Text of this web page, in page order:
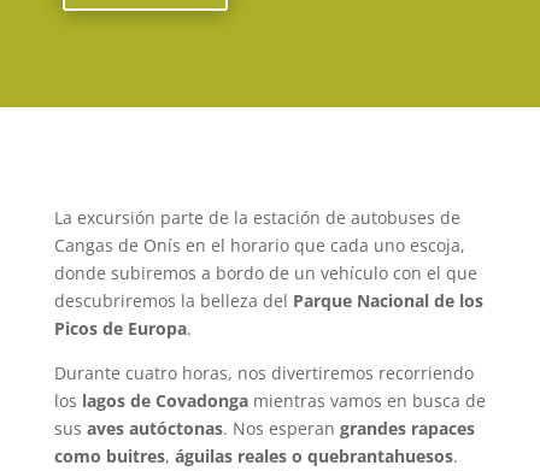
La excursión parte de la estación de autobuses de
Cangas de Onís en el horario que cada uno escoja,
donde subiremos a bordo de un vehículo con el que
descubriremos la belleza del Parque Nacional de los
Picos de Europa.
Durante cuatro horas, nos divertiremos recorriendo
los lagos de Covadonga mientras vamos en busca de
sus aves autóctonas. Nos esperan grandes rapaces
como buitres, águilas reales o quebrantahuesos.